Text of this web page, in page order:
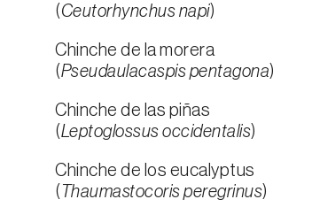
(Ceutorhynchus napi)
Chinche de la morera
(Pseudaulacaspis pentagona)
Chinche de las piñas
(Leptoglossus occidentalis)
Chinche de los eucalyptus
( Thaumastocoris peregrinus)